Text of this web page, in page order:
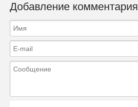
Добавление комментария